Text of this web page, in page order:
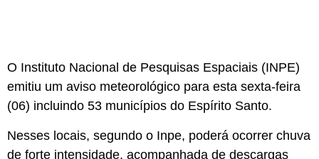
O Instituto Nacional de Pesquisas Espaciais (INPE)
emitiu um aviso meteorológico para esta sexta-feira
(06) incluindo 53 municípios do Espírito Santo.
Nesses locais, segundo o Inpe, poderá ocorrer chuva
de forte intensidade, acompanhada de descargas